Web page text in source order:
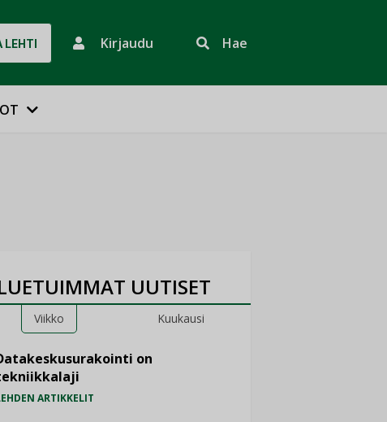
LEHTI Kirjaudu Hae
UUTISET
Viikko Kuukausi
on
ARTIKKELIT